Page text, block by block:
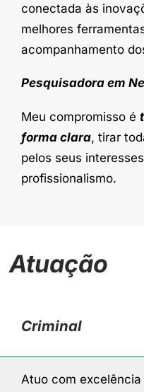
conectada às
melhores
acompanhamento
Pesquisadora em
Meu compromisso é
forma clara, tirar
pelos seus
profissionalismo.
Atuação
Criminal
Atuo com